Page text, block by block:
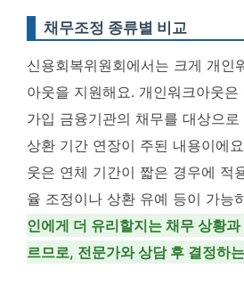
채무조정 종류별 비교
신용회복위원회에서는 크게 개인
아웃을 지원해요. 개인워크아웃
가입 금융기관의 채무를 대상으
상환 기간 연장이 주된 내용이에
웃은 연체 기간이 짧은 경우에 적
율 조정이나 상환 유예 등이 가능
인에게 더 유리할지는 채무 상황
르므로, 전문가와 상담 후 결정하